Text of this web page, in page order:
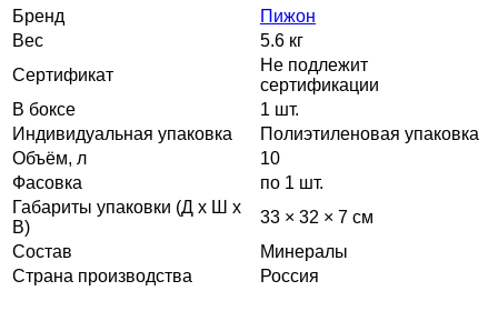
Бренд
Пижон
Вес
5.6 кг
Сертификат
Не подлежит
сертификации
В боксе
1 шт.
Индивидуальная упаковка
Полиэтиленовая упаковка
Объём, л
10
Фасовка
по 1 шт.
Габариты упаковки (Д х Ш х
В)
33 × 32 × 7 см
Состав
Минералы
Страна производства
Россия